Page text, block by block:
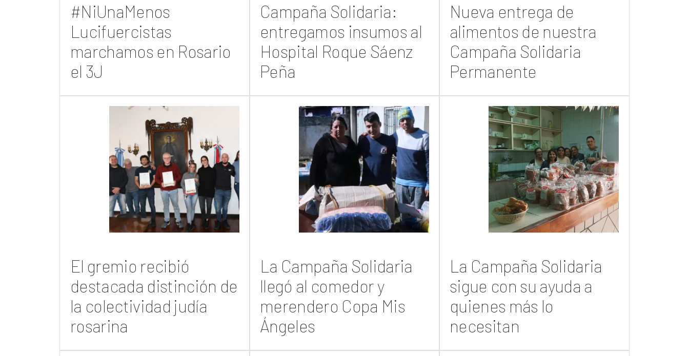
#NiUnaMenos
Lucifuercistas
marchamos en Rosario
el 3J
Campaña Solidaria:
entregamos insumos al
Hospital Roque Sáenz
Peña
Nueva entrega de
alimentos de nuestra
Campaña Solidaria
Permanente
El gremio recibió
destacada distinción de
la colectividad judía
rosarina
La Campaña Solidaria
llegó al comedor y
merendero Copa Mis
Ángeles
La Campaña Solidaria
sigue con su ayuda a
quienes más lo
necesitan